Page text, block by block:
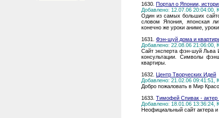
1630. Портал о Японии,
Добавлено: 12.07.06 20:04:00,
Один из самых больших
словом Япония, японская
конечно же уроки аниме,
1631. Фэн-шуй дома и
Добавлено: 22.08.06 21:06:00,
Сайт эксперта фэн-шуй Льва
консультации. Символы
квартиры.
1632. Центр Творческих Идей
Добавлено: 21.02.06 09:41:51,
Добро пожаловать в Мир
1633. Тимофей Спивак - актер
Добавлено: 18.01.06 13:36:24,
Неофициальный сайт актера и